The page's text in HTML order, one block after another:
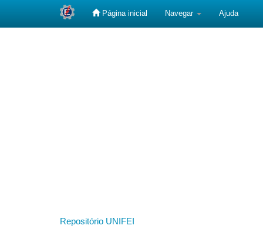
Página inicial Navegar Ajuda
Repositório UNIFEI